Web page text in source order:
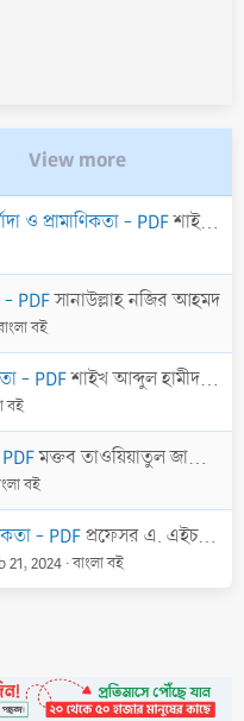
View more
ও প্রামাণিকতা - PDFশাইখ ড. আবু বকর মুহাম্মাদ যাকারিয়া
- PDFসানাউল্লাহ নজির আহমদ
বই
- PDFশাইখ আব্দুল হামীদ আল-ফাইযী আল-মাদানী।
বই
মক্তব তাওয়িয়াতুল জালিয়াত আল-জুলফি
বই
- PDFপ্রফেসর এ. এইচ. এম শামসুর রহমান
21, 2024 বাংলা বই